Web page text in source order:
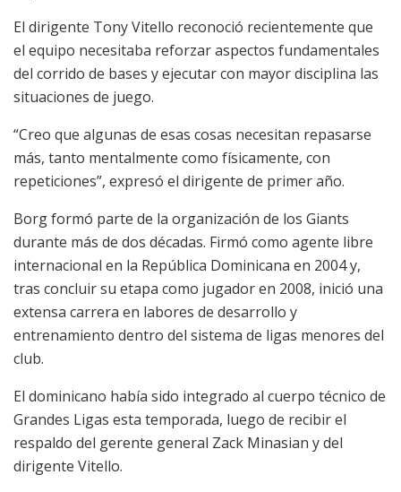
El dirigente Tony Vitello reconoció recientemente que
el equipo necesitaba reforzar aspectos fundamentales
del corrido de bases y ejecutar con mayor disciplina las
situaciones de juego.
“Creo que algunas de esas cosas necesitan repasarse
más, tanto mentalmente como físicamente, con
repeticiones”, expresó el dirigente de primer año.
Borg formó parte de la organización de los Giants
durante más de dos décadas. Firmó como agente libre
internacional en la República Dominicana en 2004 y,
tras concluir su etapa como jugador en 2008, inició una
extensa carrera en labores de desarrollo y
entrenamiento dentro del sistema de ligas menores del
club.
El dominicano había sido integrado al cuerpo técnico de
Grandes Ligas esta temporada, luego de recibir el
respaldo del gerente general Zack Minasian y del
dirigente Vitello.